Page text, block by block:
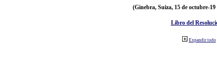
(Ginebra, Suiza, 15 de octubre-19
Libro del
Expandir todo